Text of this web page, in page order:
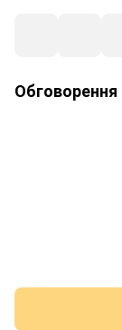
Обговорення